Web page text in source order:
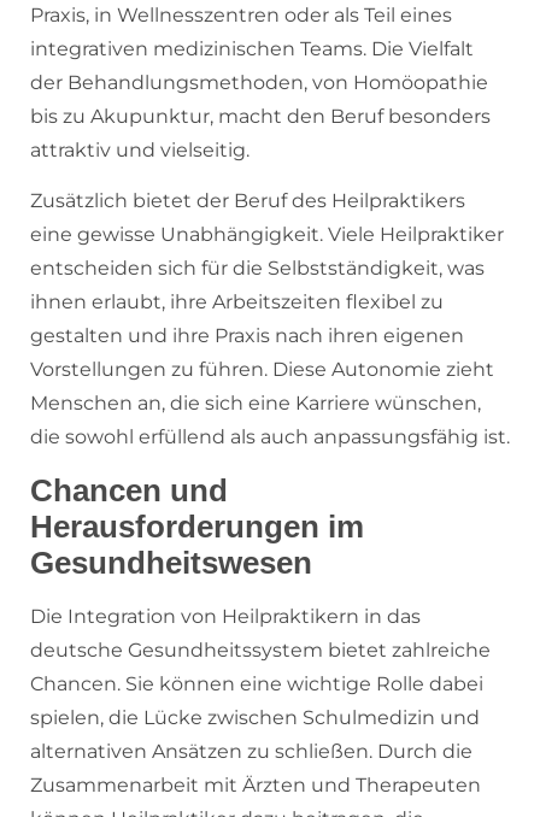
Praxis, in Wellnesszentren oder als Teil eines
integrativen medizinischen Teams. Die Vielfalt
der Behandlungsmethoden, von Homöopathie
bis zu Akupunktur, macht den Beruf besonders
attraktiv und vielseitig.
Zusätzlich bietet der Beruf des Heilpraktikers
eine gewisse Unabhängigkeit. Viele Heilpraktiker
entscheiden sich für die Selbstständigkeit, was
ihnen erlaubt, ihre Arbeitszeiten flexibel zu
gestalten und ihre Praxis nach ihren eigenen
Vorstellungen zu führen. Diese Autonomie zieht
Menschen an, die sich eine Karriere wünschen,
die sowohl erfüllend als auch anpassungsfähig ist.
Chancen und
Herausforderungen im
Gesundheitswesen
Die Integration von Heilpraktikern in das
deutsche Gesundheitssystem bietet zahlreiche
Chancen. Sie können eine wichtige Rolle dabei
spielen, die Lücke zwischen Schulmedizin und
alternativen Ansätzen zu schließen. Durch die
Zusammenarbeit mit Ärzten und Therapeuten